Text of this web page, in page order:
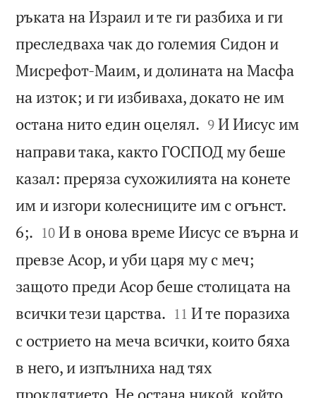
ръката на Израил и те ги разбиха и ги
преследваха чак до големия Сидон и
Мисрефот-Маим, и долината на Масфа
на изток; и ги избиваха, докато не им
остана нито един оцелял. 

9 И Иисус им
направи така, както ГОСПОД му беше
казал: преряза сухожилията на конете
им и изгори колесниците им с огънст.
6;. 

10 И в онова време Иисус се върна и
превзе Асор, и уби царя му с меч;
защото преди Асор беше столицата на
всички тези царства. 

11 И те поразиха
с острието на меча всички, които бяха
в него, и изпълниха над тях
проклятието. Не остана никой, който